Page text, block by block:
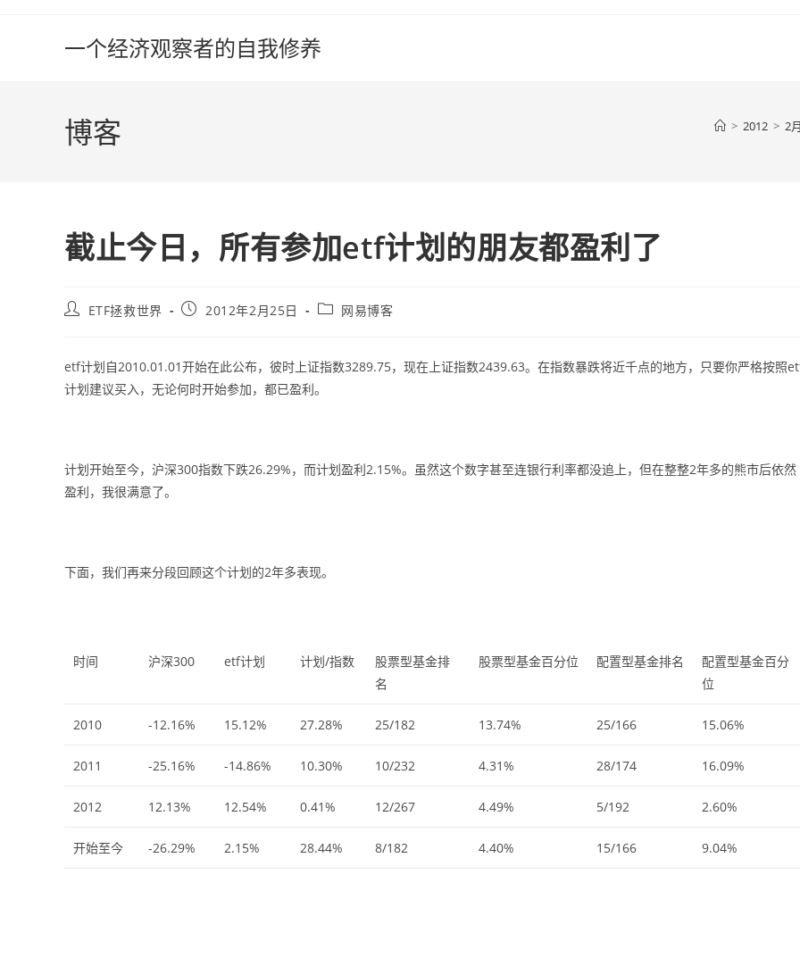
一个经济观察者的自我修养
博客 > 2012 > 2月
截止今日，所有参加etf计划的朋友都盈利了
PostETF拯救世界
Post2012年2月25日
Post网易博客
etf计划自2010.01.01开始在此公布，彼时上证指数3289.75，现在上证指数2439.63。在指数暴跌将近千点的地方，只要你严格按照
计划建议买入，无论何时开始参加，都已盈利。
计划开始至今，沪深300指数下跌26.29%，而计划盈利2.15%。虽然这个数字甚至连银行利率都没追上，但在整整2年多的熊市后依然
盈利，我很满意了。
下面，我们再来分段回顾这个计划的2年多表现。
时间 沪深300 etf计划 计划/指数
股票型基金排
名
股票型基金百分位 配置型基金排名
配置型基金百分
位
2010 -12.16% 15.12% 27.28% 25/182 13.74% 25/166 15.06%
2011 -25.16% -14.86% 10.30% 10/232 4.31% 28/174 16.09%
2012 12.13% 12.54% 0.41% 12/267 4.49% 5/192 2.60%
开始至今 -26.29% 2.15% 28.44% 8/182 4.40% 15/166 9.04%